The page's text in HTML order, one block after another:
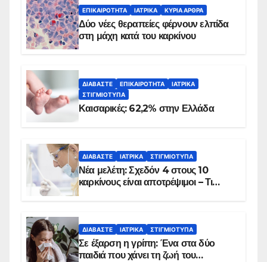
ΕΠΙΚΑΙΡΌΤΗΤΑ ΙΑΤΡΙΚΆ ΚΥΡΙΑ ΑΡΘΡΑ
Δύο νέες θεραπείες φέρνουν ελπίδα
στη μάχη κατά του καρκίνου
ΔΙΑΒΆΣΤΕ ΕΠΙΚΑΙΡΌΤΗΤΑ
ΙΑΤΡΙΚΆ
ΣΤΙΓΜΙΌΤΥΠΑ
Καισαρικές: 62,2% στην Ελλάδα
ΔΙΑΒΆΣΤΕ ΙΑΤΡΙΚΆ ΣΤΙΓΜΙΌΤΥΠΑ
Νέα μελέτη: Σχεδόν 4 στους 10
καρκίνους είναι αποτρέψιμοι – Τι
ΔΙΑΒΆΣΤΕ ΙΑΤΡΙΚΆ ΣΤΙΓΜΙΌΤΥΠΑ
Σε έξαρση η γρίπη: Ένα στα δύο
παιδιά που χάνει τη ζωή του